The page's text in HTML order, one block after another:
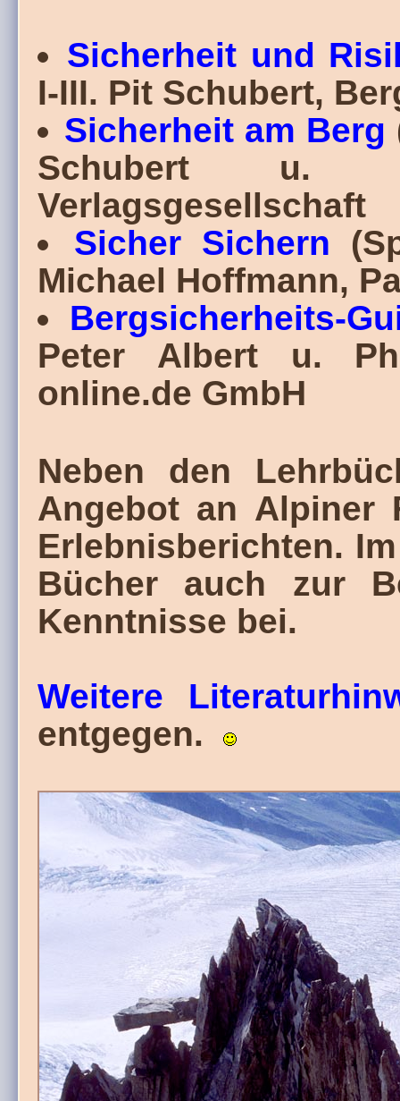
Sicherheit und
I-III. Pit Schubert,
Sicherheit am Berg
Schubert u.
Verlagsgesellschaft
Sicher Sichern
Michael Hoffmann,
Bergsicherheits-
Peter Albert u.
online.de GmbH
Neben den
Angebot an Alpiner
Erlebnisberichten.
Bücher auch zur
Kenntnisse bei.
Weitere
entgegen.